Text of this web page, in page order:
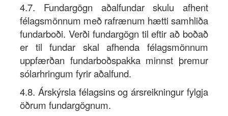
4.7. Fundargögn aðalfundar skulu afhent
félagsmönnum með rafrænum hætti samhliða
fundarboði. Verði fundargögn til eftir að boðað
er til fundar skal afhenda félagsmönnum
uppfærðan fundarboðspakka minnst þremur
sólarhringum fyrir aðalfund.
4.8. Árskýrsla félagsins og ársreikningur fylgja
öðrum fundargögnum.